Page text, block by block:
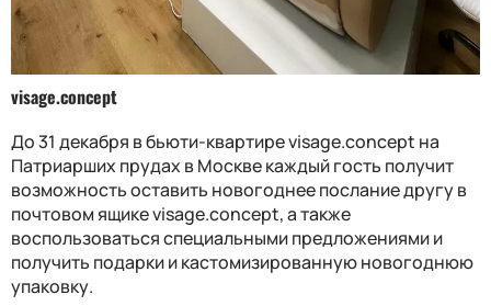
visage.concept
До 31 декабря в бьюти-квартире visage.concept на
Патриарших прудах в Москве каждый гость получит
возможность оставить новогоднее послание другу в
почтовом ящике visage.concept, а также
воспользоваться специальными предложениями и
получить подарки и кастомизированную новогоднюю
упаковку.